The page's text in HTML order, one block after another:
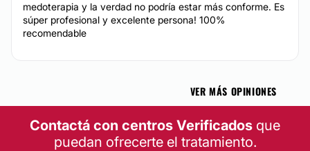
medoterapia y la verdad no podría estar más conforme. Es
súper profesional y excelente persona! 100%
recomendable
VER MÁS OPINIONES
Contactá con centros Verificados que
puedan ofrecerte el tratamiento.